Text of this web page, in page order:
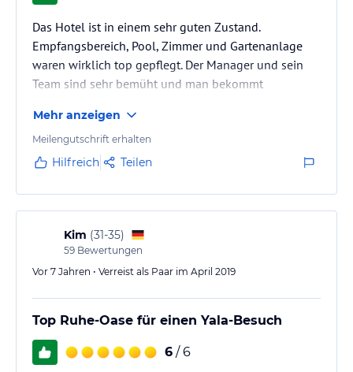
Das Hotel ist in einem sehr guten Zustand.
Empfangsbereich, Pool, Zimmer und Gartenanlage
waren wirklich top gepflegt. Der Manager und sein
Team sind sehr bemüht und man bekommt
früh morgens eine Safari durch den Yala
Nationalpark gemacht. Die Fahrtzeit zum Park beträgt
wenige Minuten. Aufgrund des frühen pick ups, hat
Highlight ist der Pool. Da man hier relativ weit vom
Meer entfernt ist und es sehr heiß werden kann,…
Mehr anzeigen
Meilengutschrift erhalten
Hilfreich Teilen
Kim (31-35)
59 Bewertungen
Vor 7 Jahren • Verreist als Paar im April 2019
Top Ruhe-Oase für einen Yala-Besuch
6 / 6